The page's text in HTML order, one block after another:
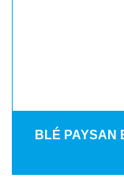
BLÉ PAYSAN